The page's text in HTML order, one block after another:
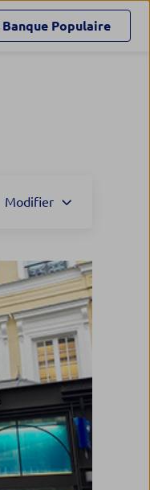
Banque Populaire
Modifier